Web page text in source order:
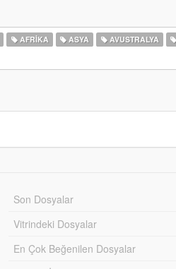
AFRIKA ASYA AVUSTRALYA
Son Dosyalar
Vitrindeki Dosyalar
En Çok Beğenilen Dosyalar